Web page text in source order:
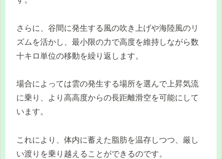
さらに、谷間に発生する風の吹き上げや海陸風のリ
ズムを活かし、最小限の力で高度を維持しながら数
十キロ単位の移動を繰り返します。
場合によっては雲の発生する場所を選んで上昇気流
に乗り、より高高度からの長距離滑空を可能にして
います。
これにより、体内に蓄えた脂肪を温存しつつ、厳し
い渡りを乗り越えることができるのです。